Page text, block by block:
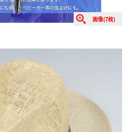
画像(7枚)